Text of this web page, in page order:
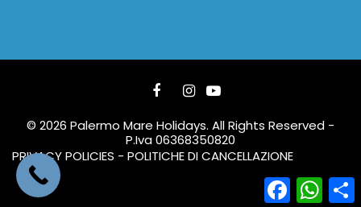
© 2026 Palermo Mare Holidays. All Rights Reserved -
P.Iva 06368350820
PRIVACY POLICIES - POLITICHE DI CANCELLAZIONE
Facebook